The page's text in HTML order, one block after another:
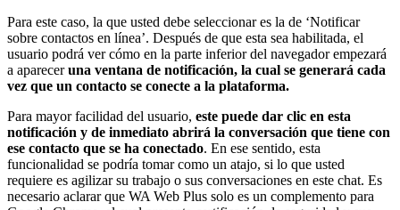
Para este caso, la que usted debe seleccionar es la de ‘Notificar
sobre contactos en línea’. Después de que esta sea habilitada, el
usuario podrá ver cómo en la parte inferior del navegador empezará
a apareceruna ventana de notificación, la cual se generará cada
vez que un contacto se conecte a la plataforma.
Para mayor facilidad del usuario, este puede dar clic en esta
notificación y de inmediato abrirá la conversación que tiene con
ese contacto que se ha conectado. En ese sentido, esta
funcionalidad se podría tomar como un atajo, si lo que usted
requiere es agilizar su trabajo o sus conversaciones en este chat. Es
necesario aclarar que WA Web Plus solo es un complemento para